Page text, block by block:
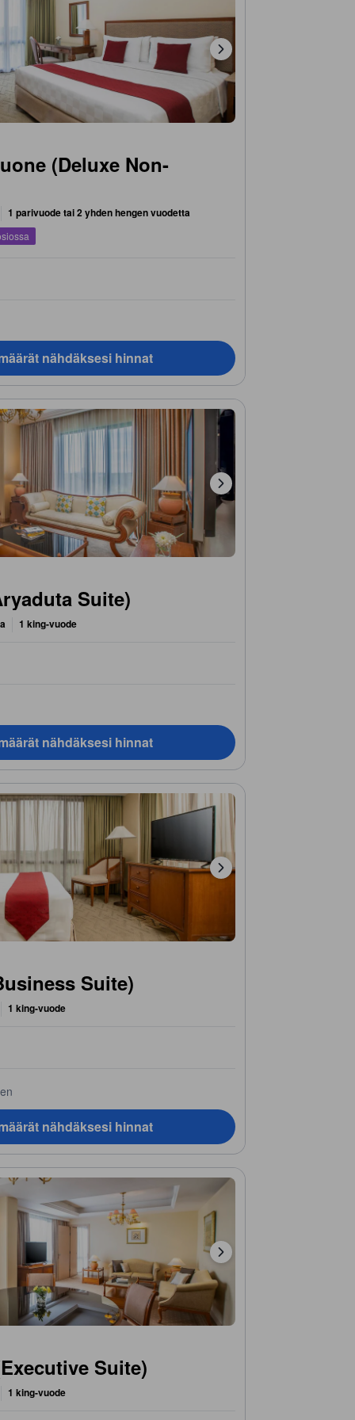
(Deluxe Non-
1 parivuode tai 2 yhden hengen vuodetta
nähdäksesi hinnat
Suite)
1 king-vuode
nähdäksesi hinnat
Suite)
1 king-vuode
nähdäksesi hinnat
Suite)
1 king-vuode